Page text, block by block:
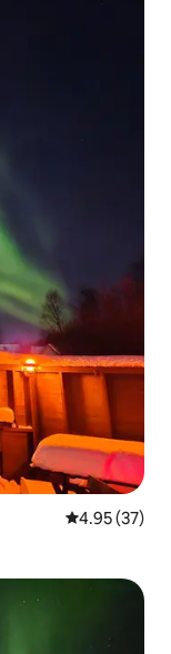
Calificación
4.95 (37)